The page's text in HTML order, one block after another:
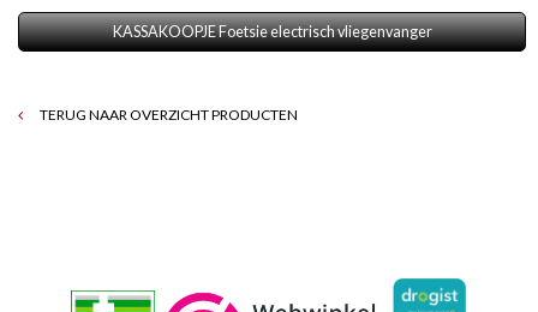
KASSAKOOPJE Foetsie electrisch vliegenvanger
TERUG NAAR OVERZICHT PRODUCTEN